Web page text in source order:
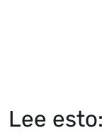
Lee esto: